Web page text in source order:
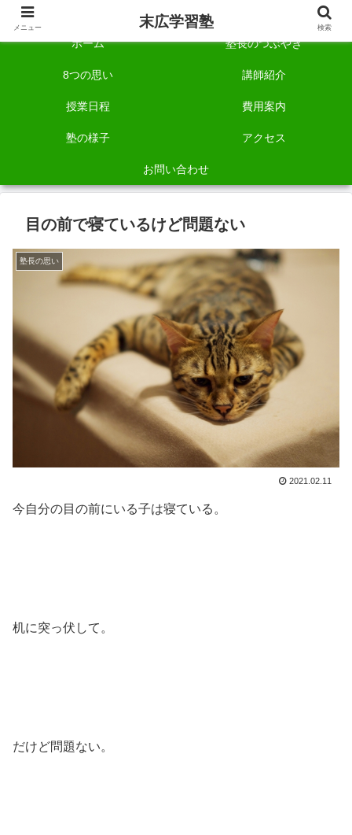
自称「一宮でいちばん塾で勉強させる塾」です。
ホーム 塾長のつぶやき
8つの思い 講師紹介
授業日程 費用案内
塾の様子 アクセス
お問い合わせ
目の前で寝ているけど問題ない
塾長の思い
2021.02.11
今自分の目の前にいる子は寝ている。
机に突っ伏して。
だけど問題ない。
メニュー 末広学習塾 検索